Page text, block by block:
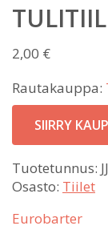
2,00 €
Rautakauppa:
SIIRRY
Tuotetunnus:
Osasto: Tiilet
Eurobarter